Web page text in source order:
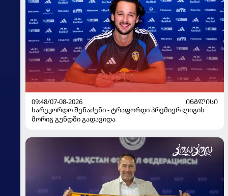
09:48/07-08-2026
ᲘᲜᲒᲚᲘᲡᲘ
სარეკორდო შენაძენი - ტრაფორდი პრემიერ ლიგის
მორიგ გუნდში გადავიდა